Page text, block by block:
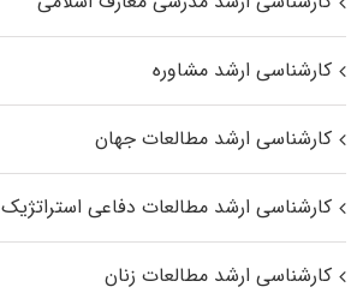
کارشناسی ارشد مشاوره
کارشناسی ارشد مطالعات جهان
کارشناسی ارشد مطالعات دفاعی استراتژیک
کارشناسی ارشد مطالعات زنان